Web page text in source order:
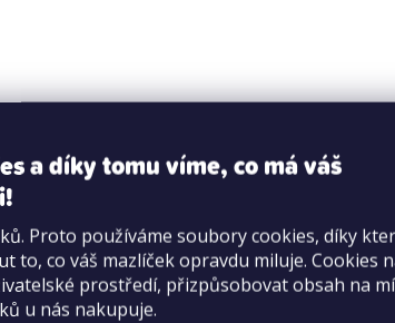
a díky tomu víme, co má váš
Proto používáme soubory cookies, díky
to, co váš mazlíček opravdu miluje. Cookies
prostředí, přizpůsobovat obsah na
u nás nakupuje.
látek
kůži
hrách* (15 %), oves* (12 %), hnědá rýže*